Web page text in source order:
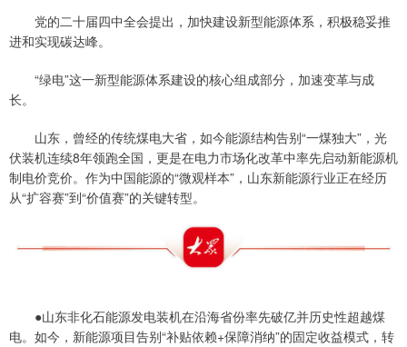
党的二十届四中全会提出，加快建设新型能源体系，积极稳妥推
进和实现碳达峰。
“绿电”这一新型能源体系建设的核心组成部分，加速变革与成
长。
山东，曾经的传统煤电大省，如今能源结构告别“一煤独大”，光
伏装机连续8年领跑全国，更是在电力市场化改革中率先启动新能源机
制电价竞价。作为中国能源的“微观样本”，山东新能源行业正在经历
从“扩容赛”到“价值赛”的关键转型。
●山东非化石能源发电装机在沿海省份率先破亿并历史性超越煤
电。如今，新能源项目告别“补贴依赖+保障消纳”的固定收益模式，转